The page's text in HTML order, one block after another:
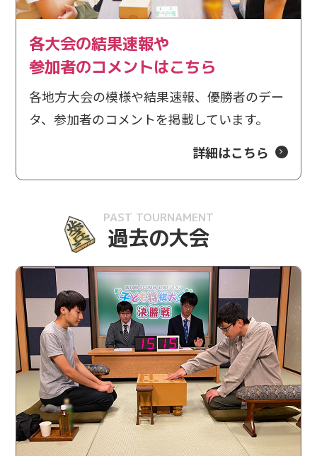
2025/7/30 結果速報
東北大会の結果速報を掲載しました。
2025/7/25
北海道大会の結果速報を掲載しました。
齊藤 優希四段へ「J:COM賞」を贈呈しました。
2025/7/17
九州大会にご当選された方へ当選のご案内をお送りし
ました。
2025/7/10 ご案内
東北大会にご当選された方へ当選のご案内をお送りし
ました。
2025/5/15 更新
過去の大会に第13回大会（2024年）を追加しました。
各大会の結果速報や
参加者のコメントはこちら
各地方大会の模様や結果速報、優勝者のデー
タ、参加者のコメントを掲載しています。
詳細はこちら
PAST TOURNAMENT
過去の大会